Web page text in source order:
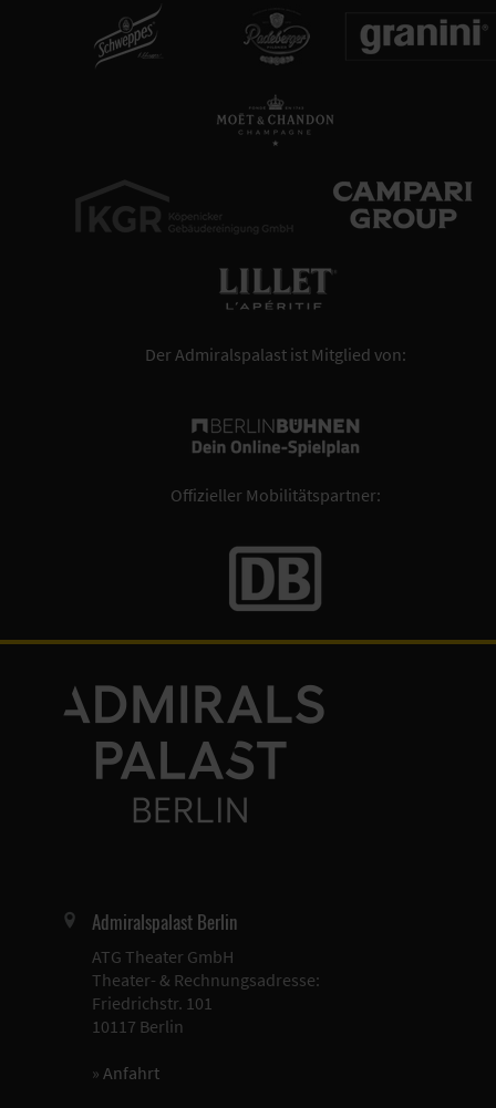
Der Admiralspalast ist Mitglied von:
Offizieller Mobilitätspartner:
Admiralspalast Berlin
ATG Theater GmbH
Theater- & Rechnungsadresse:
Friedrichstr. 101
10117 Berlin
» Anfahrt